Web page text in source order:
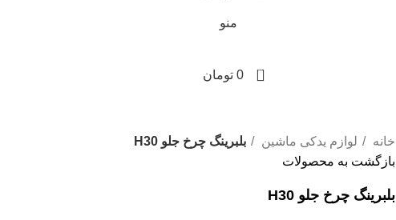
منو
0
0 تومان
خانه لوازم یدکی ماشین
بلبرینگ چرخ جلو H30
بازگشت به محصولات
بلبرینگ چرخ جلو H30